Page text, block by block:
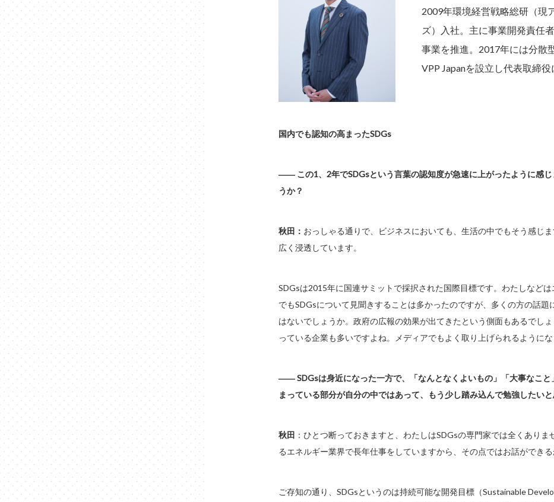
2009年環境経営戦略総研（現
ズ）入社。主に事業開発責任
事業を推進。2017年には分散
VPP Japanを設立し代表取締役
国内でも認知の高まったSDGs
―― この1、2年でSDGsという言葉の認知度が急速に上がったように感
うか？
秋田： おっしゃる通りで、ビジネスにおいても、生活の中でもそう感じ
広く浸透しています。
SDGsは2015年に国連サミットで採択された国際目標です。わたしなど
でもSDGsについて見聞きすることは多かったのですが、多くの方の話
はないでしょうか。政府の広報の効果が出てきたという側面もあるでし
っている企業も多いですよね。メディアでもよく取り上げられるようにな
―― SDGsは身近になった一方で、「なんとなくよいもの」「大事なこ
まっている部分が自分の中ではあって、もう少し踏み込んで勉強したいと
秋田 ：ひとつ断っておきますと、わたしはSDGsの専門家では全くあり
るエネルギー業界で長年仕事をしていますから、その点ではお話ができる
ご存知の通り、SDGsというのは持続可能な開発目標（Sustainable